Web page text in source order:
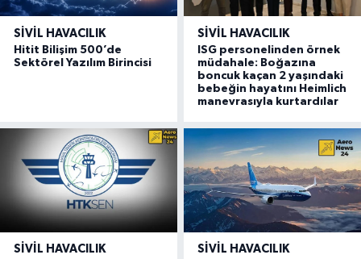
SIVIL HAVACILIK
Hitit Bilişim 500’de
Sektörel Yazılım Birincisi
SIVIL HAVACILIK
ISG personelinden örnek
müdahale: Boğazına
boncuk kaçan 2 yaşındaki
bebeğin hayatını Heimlich
manevrasıyla kurtardılar
SIVIL HAVACILIK SIVIL HAVACILIK